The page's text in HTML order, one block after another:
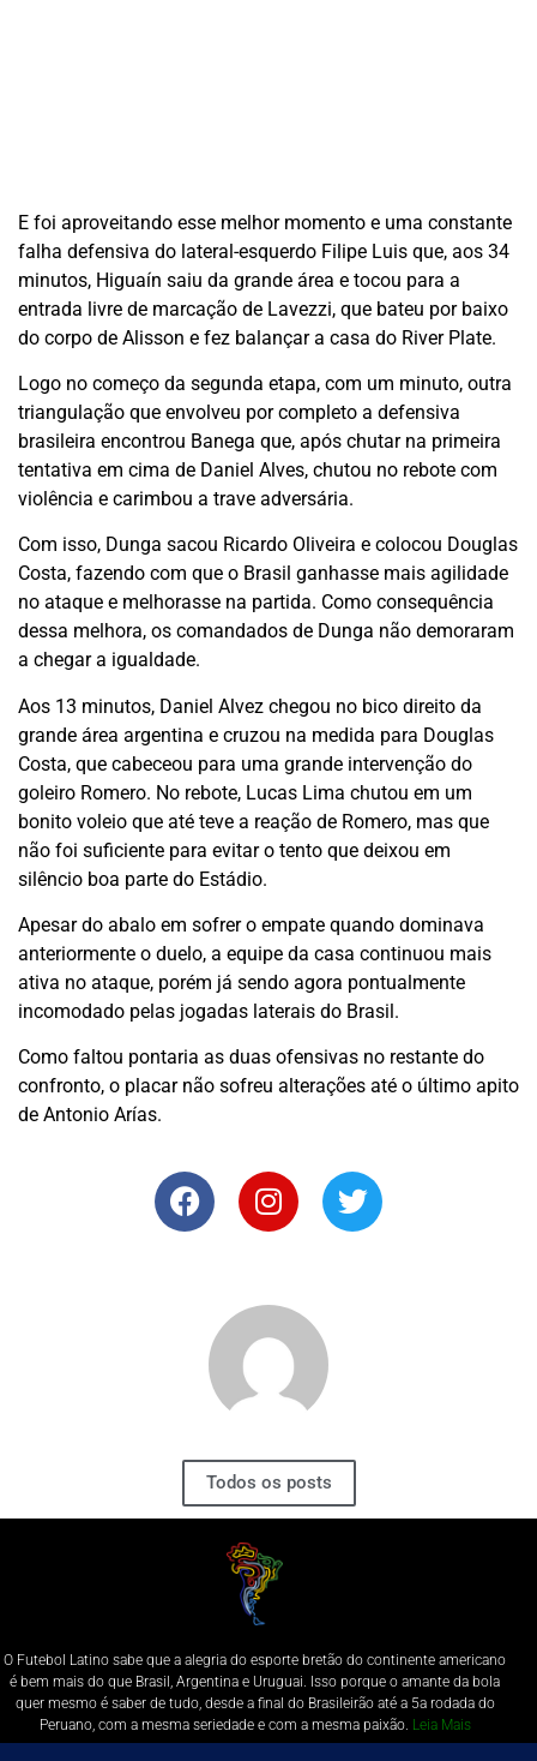
E foi aproveitando esse melhor momento e uma constante
falha defensiva do lateral-esquerdo Filipe Luis que, aos 34
minutos, Higuaín saiu da grande área e tocou para a
entrada livre de marcação de Lavezzi, que bateu por baixo
do corpo de Alisson e fez balançar a casa do River Plate.
Logo no começo da segunda etapa, com um minuto, outra
triangulação que envolveu por completo a defensiva
brasileira encontrou Banega que, após chutar na primeira
tentativa em cima de Daniel Alves, chutou no rebote com
violência e carimbou a trave adversária.
Com isso, Dunga sacou Ricardo Oliveira e colocou Douglas
Costa, fazendo com que o Brasil ganhasse mais agilidade
no ataque e melhorasse na partida. Como consequência
dessa melhora, os comandados de Dunga não demoraram
a chegar a igualdade.
Aos 13 minutos, Daniel Alvez chegou no bico direito da
grande área argentina e cruzou na medida para Douglas
Costa, que cabeceou para uma grande intervenção do
goleiro Romero. No rebote, Lucas Lima chutou em um
bonito voleio que até teve a reação de Romero, mas que
não foi suficiente para evitar o tento que deixou em
silêncio boa parte do Estádio.
Apesar do abalo em sofrer o empate quando dominava
anteriormente o duelo, a equipe da casa continuou mais
ativa no ataque, porém já sendo agora pontualmente
incomodado pelas jogadas laterais do Brasil.
Como faltou pontaria as duas ofensivas no restante do
confronto, o placar não sofreu alterações até o último apito
de Antonio Arías.
Todos os posts
O Futebol Latino sabe que a alegria do esporte bretão do continente americano
é bem mais do que Brasil, Argentina e Uruguai. Isso porque o amante da bola
quer mesmo é saber de tudo, desde a final do Brasileirão até a 5a rodada do
Peruano, com a mesma seriedade e com a mesma paixão. Leia Mais